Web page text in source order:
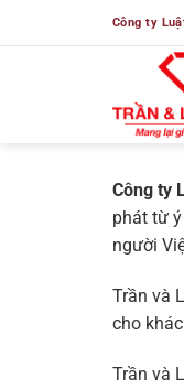
qua
Công ty
Công ty
phát từ
người
Trần và
cho
Trần và